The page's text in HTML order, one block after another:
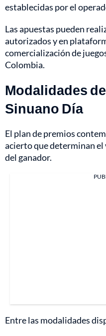
establecidas por el
Las apuestas pueden
autorizados y en
comercialización de
Colombia.
Modalidades
Sinuano Día
El plan de premios
acierto que determinan
del ganador.
Entre las modalidades